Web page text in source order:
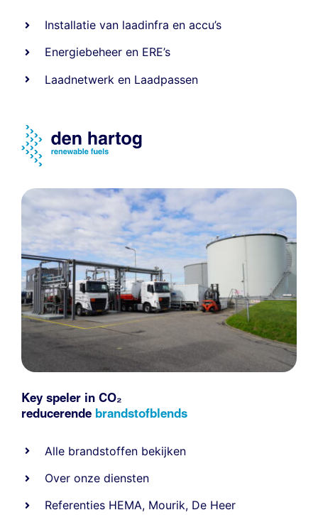
Installatie van laadinfra en accu’s
Energiebeheer en ERE’s
Laadnetwerk en Laadpassen
Key speler in CO₂
reducerende brandstofblends
Alle brandstoffen bekijken
Over onze diensten
Referenties HEMA, Mourik, De Heer